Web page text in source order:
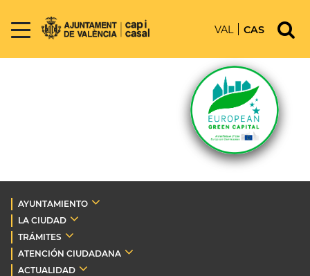
VAL CAS
AYUNTAMIENTO
LA CIUDAD
TRÁMITES
ATENCIÓN CIUDADANA
ACTUALIDAD